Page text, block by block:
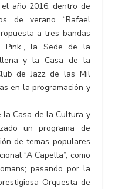
año 2016, dentro de
de verano “Rafael
a tres bandas
Pink”, la Sede de la
y la Casa de la
de Jazz de las Mil
en la programación y
la Casa de la Cultura y
un programa de
de temas populares
“A Capella”, como
pasando por la
Orquesta de